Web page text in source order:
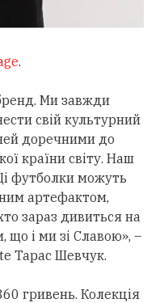
.
Ми завжди
свій культурний
доречними до
країни світу. Наш
футболки можуть
артефактом,
зараз дивиться на
що і ми зі Славою», –
Тарас Шевчук.
гривень. Колекція